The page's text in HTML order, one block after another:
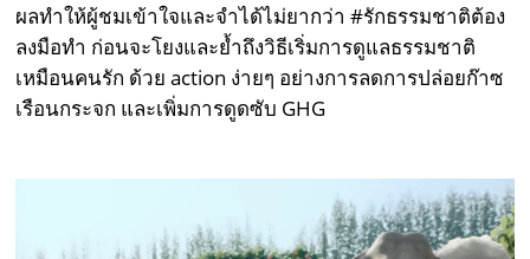
ผลทำให้ผู้ชมเข้าใจและจำได้ไม่ยากว่า #รักธรรมชาติต้อง
ลงมือทำ ก่อนจะโยงและย้ำถึงวิธีเริ่มการดูแลธรรมชาติ
เหมือนคนรัก ด้วย action ง่ายๆ อย่างการลดการปล่อยก๊าซ
เรือนกระจก และเพิ่มการดูดซับ GHG